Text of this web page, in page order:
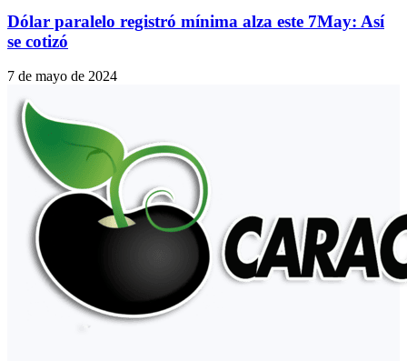
Dólar paralelo registró mínima alza este 7May: Así
se cotizó
7 de mayo de 2024